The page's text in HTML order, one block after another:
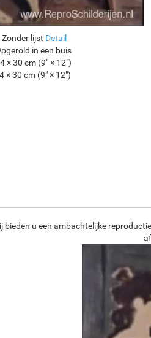
Zonder lijst Detail
in een buis
× 30 cm (9" × 12")
× 30 cm (9" × 12")
bieden u een ambachtelijke